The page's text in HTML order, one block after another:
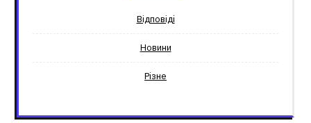
Відповіді
Новини
Різне